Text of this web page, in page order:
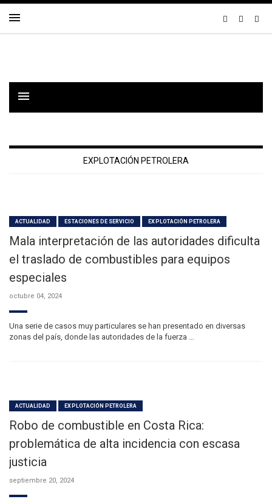
EXPLOTACIÓN PETROLERA
ACTUALIDAD ESTACIONES DE SERVICIO EXPLOTACIÓN PETROLERA
Mala interpretación de las autoridades dificulta
el traslado de combustibles para equipos
especiales
octubre 04, 2024
Una serie de casos muy particulares se han presentado en diversas
zonas del país, donde las autoridades de la fuerza …
ACTUALIDAD EXPLOTACIÓN PETROLERA
Robo de combustible en Costa Rica:
problemática de alta incidencia con escasa
justicia
septiembre 20, 2024